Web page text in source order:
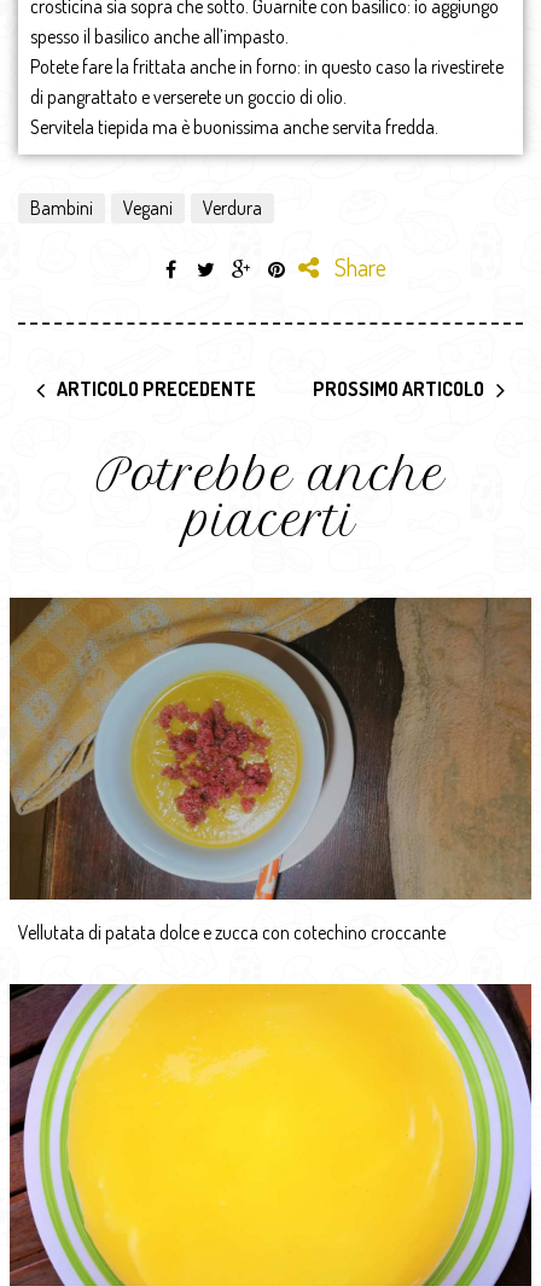
crosticina sia sopra che sotto. Guarnite con basilico: io aggiungo
spesso il basilico anche all’impasto.
Potete fare la frittata anche in forno: in questo caso la rivestirete
di pangrattato e verserete un goccio di olio.
Servitela tiepida ma è buonissima anche servita fredda.
Bambini Vegani Verdura
Share
ARTICOLO PRECEDENTE PROSSIMO ARTICOLO
Potrebbe anche
piacerti
Vellutata di patata dolce e zucca con cotechino croccante